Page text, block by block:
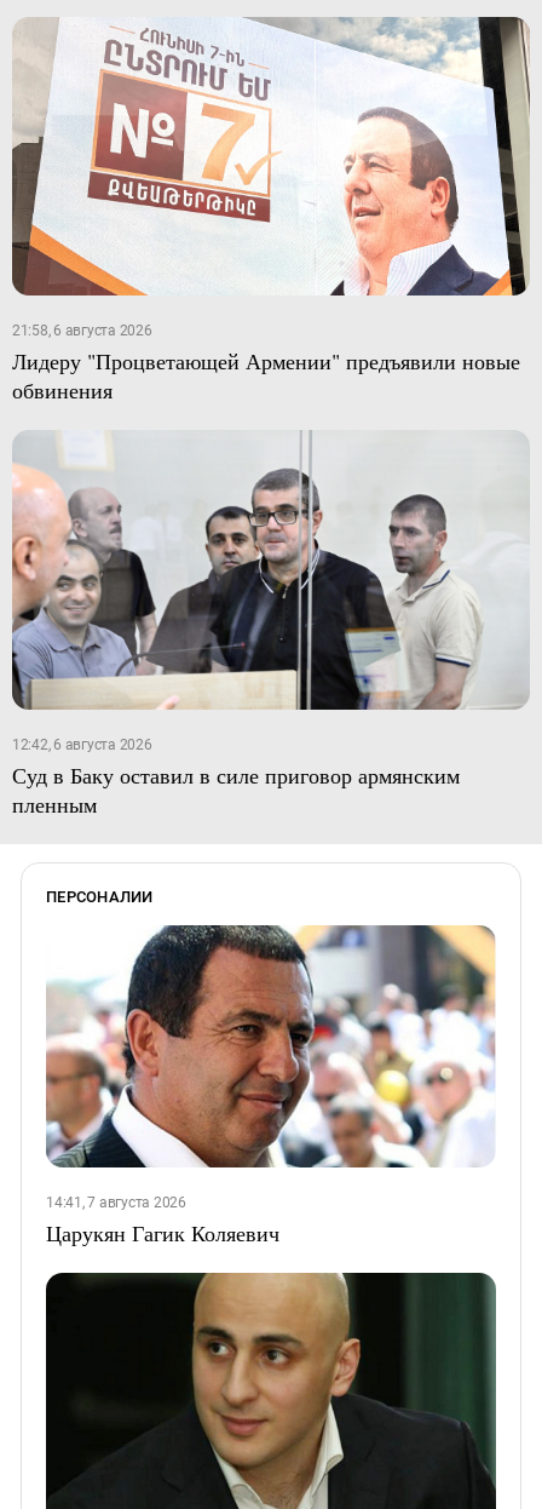
21:58, 6 августа 2026
Лидеру "Процветающей Армении" предъявили новые
обвинения
12:42, 6 августа 2026
Суд в Баку оставил в силе приговор армянским
пленным
ПЕРСОНАЛИИ
14:41, 7 августа 2026
Царукян Гагик Коляевич